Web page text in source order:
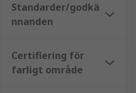
Standarder/godkä
nnanden
Certifiering för
farligt område